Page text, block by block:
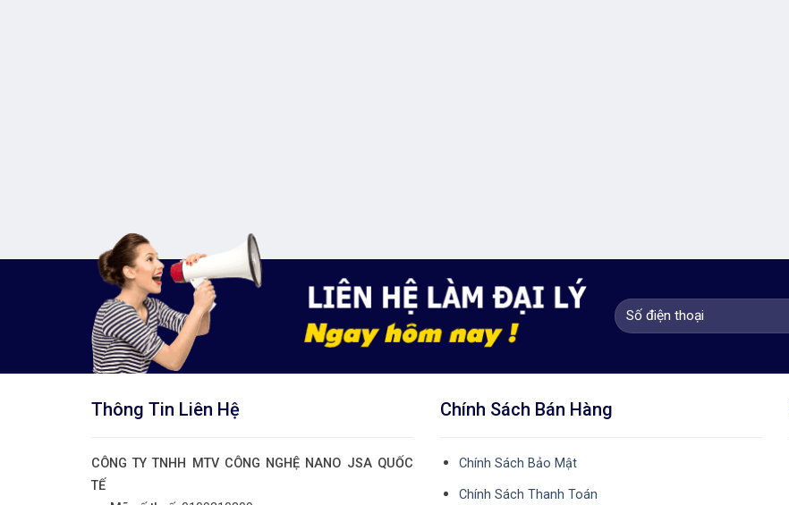
Thông Tin Liên Hệ
CÔNG TY TNHH MTV CÔNG NGHỆ NANO JSA QUỐC
TẾ
Chính Sách Bán Hàng
Chính Sách Bảo Mật
Chính Sách Thanh Toán